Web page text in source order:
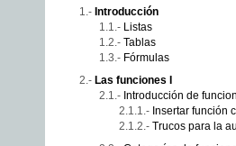
Introducción
Listas
Tablas
Fórmulas
Las funciones I
Introducción de
Insertar función
Trucos para la